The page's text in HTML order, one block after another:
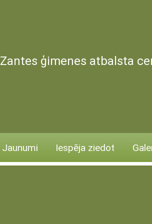
Zantes ģimenes atbalsta
Jaunumi Iespēja ziedot